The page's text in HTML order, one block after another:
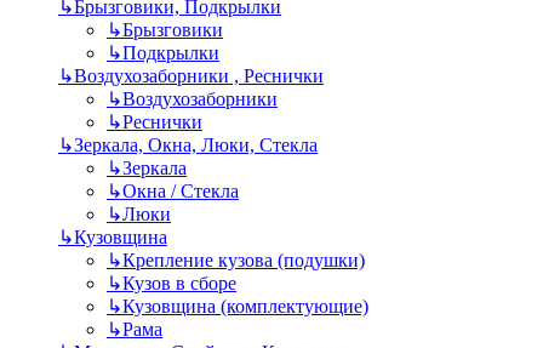
↳Брызговики, Подкрылки
↳Брызговики
↳Подкрылки
↳Воздухозаборники , Реснички
↳Воздухозаборники
↳Реснички
↳Зеркала, Окна, Люки, Стекла
↳Зеркала
↳Окна / Стекла
↳Люки
↳Кузовщина
↳Крепление кузова (подушки)
↳Кузов в сборе
↳Кузовщина (комплектующие)
↳Рама